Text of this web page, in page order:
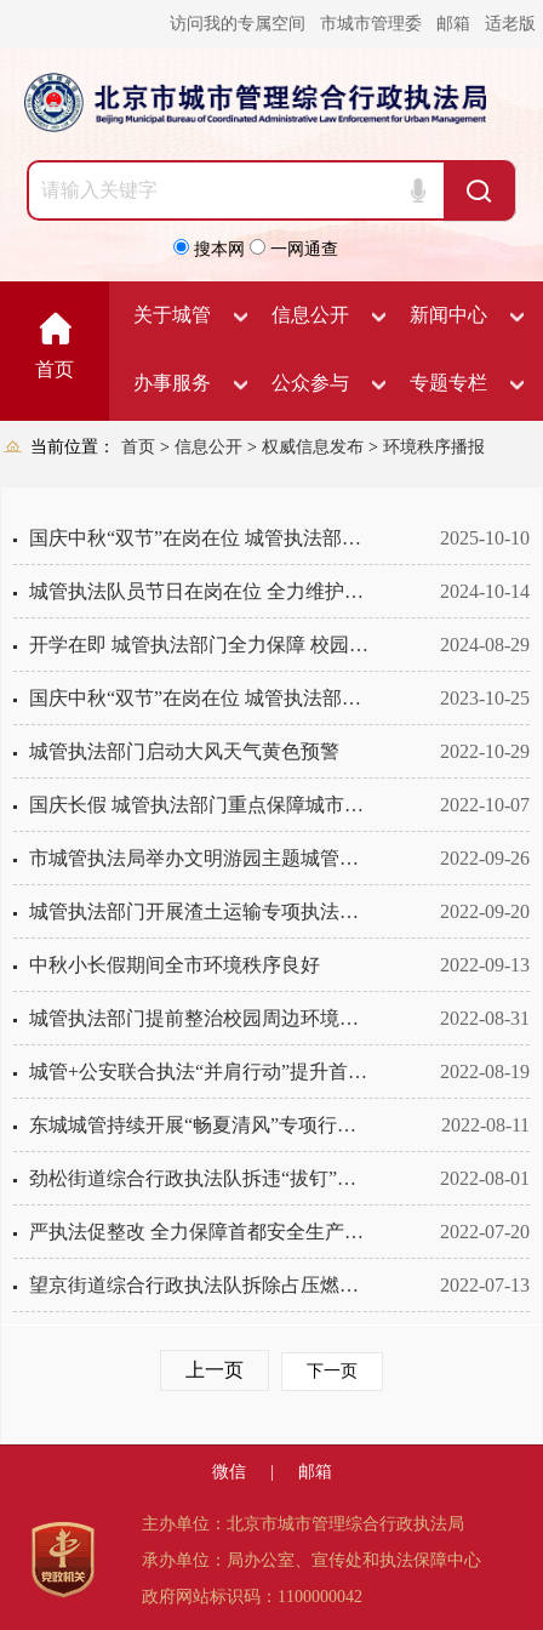
访问我的专属空间 市城市管理委 邮箱 适老版
搜本网 一网通查
首页
关于城管 信息公开 新闻中心
办事服务 公众参与 专题专栏
当前位置： 首页 > 信息公开 > 权威信息发布 > 环境秩序播报
国庆中秋“双节”在岗在位 城管执法部门全力保障首都城市环境秩序 2025-10-10
城管执法队员节日在岗在位 全力维护国庆期间良好环境秩序 2024-10-14
开学在即 城管执法部门全力保障 校园周边环境秩序 2024-08-29
国庆中秋“双节”在岗在位 城管执法部门全力保障首都城市环境秩序 2023-10-25
城管执法部门启动大风天气黄色预警 2022-10-29
国庆长假 城管执法部门重点保障城市安全运行 节日期间全市环境秩序良好 2022-10-07
市城管执法局举办文明游园主题城管开放日活动 2022-09-26
城管执法部门开展渣土运输专项执法行动 2022-09-20
中秋小长假期间全市环境秩序良好 2022-09-13
城管执法部门提前整治校园周边环境秩序 2022-08-31
城管+公安联合执法“并肩行动”提升首都街面环境秩序水平 2022-08-19
东城城管持续开展“畅夏清风”专项行动 整治街面环境秩序 2022-08-11
劲松街道综合行政执法队拆违“拔钉”在行动 2022-08-01
严执法促整改 全力保障首都安全生产稳定 2022-07-20
望京街道综合行政执法队拆除占压燃气管线违建 2022-07-13
上一页 下一页
微信 邮箱
主办单位：北京市城市管理综合行政执法局
承办单位：局办公室、宣传处和执法保障中心
政府网站标识码：1100000042